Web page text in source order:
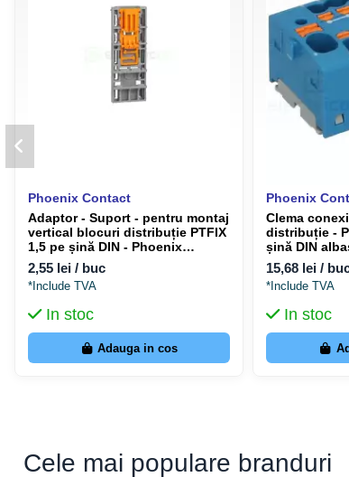
Phoenix Contact
Adaptor - Suport - pentru montaj
vertical blocuri distribuție PTFIX
1,5 pe șină DIN - Phoenix
Contact 1049497
2,55 lei / buc
*Include TVA
In stoc
Adauga in cos
Phoenix
Clema
distribuție -
șină DIN
Contact
15,68 lei /
*Include TVA
In stoc
Cele mai populare branduri